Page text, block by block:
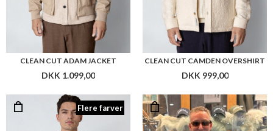
CLEAN CUT ADAM JACKET
DKK 1.099,00
CLEAN CUT CAMDEN OVERSHIRT
DKK 999,00
Flere farver